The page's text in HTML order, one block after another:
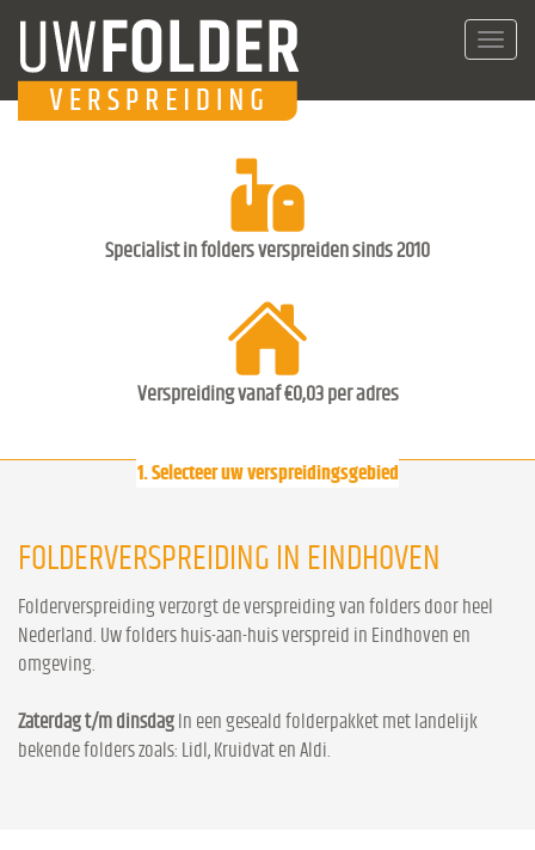
Specialist in folders verspreiden sinds 2010
Verspreiding vanaf €0,03 per adres
1. Selecteer uw verspreidingsgebied
FOLDERVERSPREIDING IN EINDHOVEN
Folderverspreiding verzorgt de verspreiding van folders door heel
Nederland. Uw folders huis-aan-huis verspreid in Eindhoven en
omgeving.
Zaterdag t/m dinsdag In een geseald folderpakket met landelijk
bekende folders zoals: Lidl, Kruidvat en Aldi.